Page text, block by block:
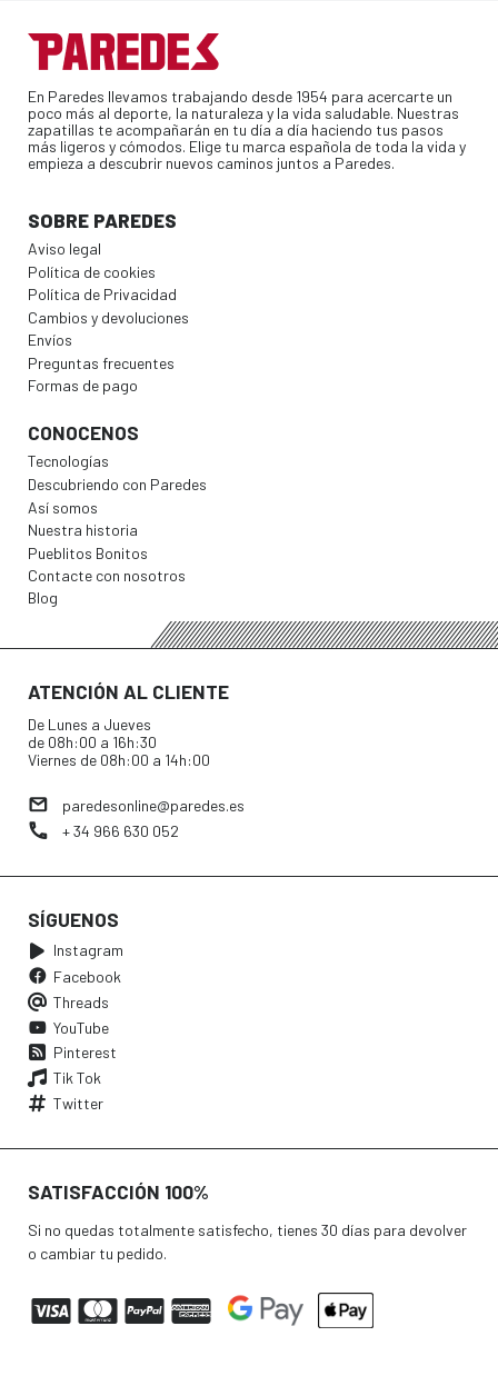
En Paredes llevamos trabajando desde 1954 para acercarte un
poco más al deporte, la naturaleza y la vida saludable. Nuestras
zapatillas te acompañarán en tu día a día haciendo tus pasos
más ligeros y cómodos. Elige tu marca española de toda la vida y
empieza a descubrir nuevos caminos juntos a Paredes.
SOBRE PAREDES
Aviso legal
Política de cookies
Política de Privacidad
Cambios y devoluciones
Envíos
Preguntas frecuentes
Formas de pago
CONOCENOS
Tecnologías
Descubriendo con Paredes
Así somos
Nuestra historia
Pueblitos Bonitos
Contacte con nosotros
Blog
ATENCIÓN AL CLIENTE
De Lunes a Jueves
de 08h:00 a 16h:30
Viernes de 08h:00 a 14h:00
paredesonline@paredes.es
+ 34 966 630 052
SÍGUENOS
Instagram
Facebook
Threads
YouTube
Pinterest
Tik Tok
Twitter
SATISFACCIÓN 100%
Si no quedas totalmente satisfecho, tienes 30 días para devolver
o cambiar tu pedido.